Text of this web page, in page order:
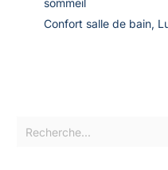
sommeil
Confort salle de bain,